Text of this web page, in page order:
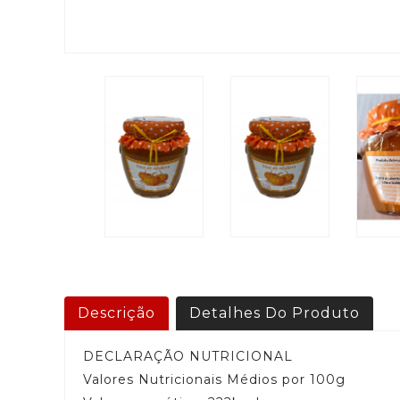
Descrição Detalhes Do Produto
DECLARAÇÃO NUTRICIONAL
Valores Nutricionais Médios por 100g